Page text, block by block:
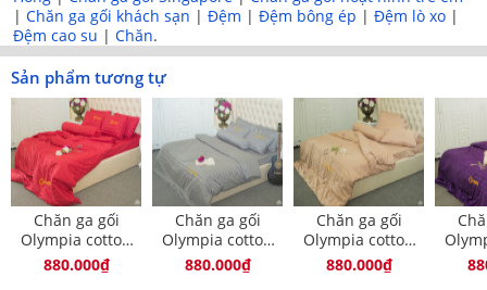
đệm khác nhau)
- 01 vỏ chăn 200x230cm
- 04 vỏ gối đầu 50x70cm
- 01 vỏ gối ôm 38x100cm
Hình ảnh chi tiết sản phẩm: Chăn ga gối khách sạn
Olympia cotton lụa 7 món OCL7M06
| Chăn ga gối khách sạn | Đệm | Đệm bông ép | Đệm lò xo |
Đệm cao su | Chăn.
Sản phẩm tương tự
Chăn ga gối
Olympia cotton
lụa 7 món
OCL7M01
880.000₫
Chăn ga gối
Olympia cotton
lụa 7 món
OCL7M02
880.000₫
Chăn ga gối
Olympia cotton
lụa 7 món
OCL7M03
880.000₫